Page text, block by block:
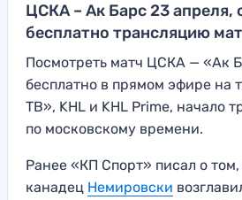
ЦСКА – Ак Барс 23 апреля,
бесплатно трансляцию
Посмотреть матч ЦСКА — «Ак
бесплатно в прямом эфире на
ТВ», KHL и KHL Prime, начало
по московскому времени.
Ранее «КП Спорт» писал о том,
канадец Немировски